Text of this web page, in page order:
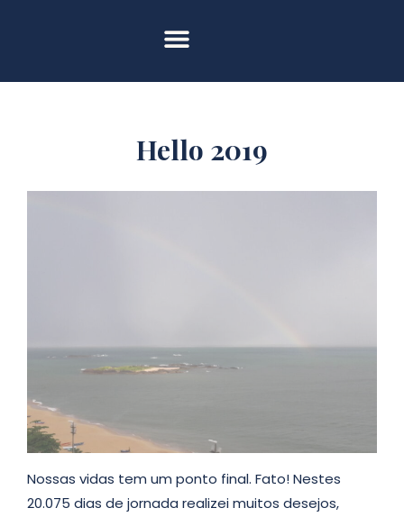
Hello 2019
Nossas vidas tem um ponto final. Fato! Nestes
20.075 dias de jornada realizei muitos desejos,